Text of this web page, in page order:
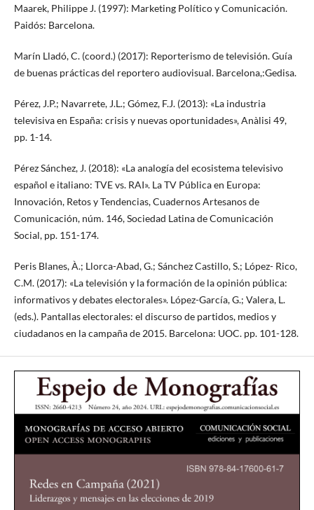
Maarek, Philippe J. (1997): Marketing Político y Comunicación.
Paidós: Barcelona.
Marín Lladó, C. (coord.) (2017): Reporterismo de televisión. Guía
de buenas prácticas del reportero audiovisual. Barcelona,:Gedisa.
Pérez, J.P.; Navarrete, J.L.; Gómez, F.J. (2013): «La industria
televisiva en España: crisis y nuevas oportunidades», Anàlisi 49,
pp. 1-14.
Pérez Sánchez, J. (2018): «La analogía del ecosistema televisivo
español e italiano: TVE vs. RAI». La TV Pública en Europa:
Innovación, Retos y Tendencias, Cuadernos Artesanos de
Comunicación, núm. 146, Sociedad Latina de Comunicación
Social, pp. 151-174.
Peris Blanes, À.; Llorca-Abad, G.; Sánchez Castillo, S.; López- Rico,
C.M. (2017): «La televisión y la formación de la opinión pública:
informativos y debates electorales». López-García, G.; Valera, L.
(eds.). Pantallas electorales: el discurso de partidos, medios y
ciudadanos en la campaña de 2015. Barcelona: UOC. pp. 101-128.